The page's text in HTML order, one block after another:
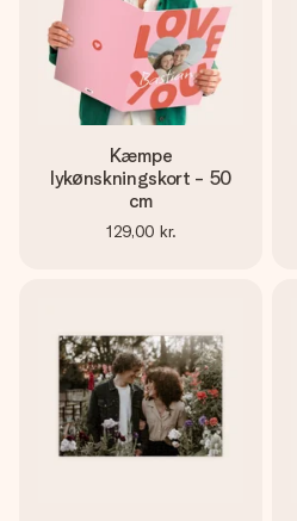
Kæmpe
lykønskningskort - 50
cm
129,00 kr.